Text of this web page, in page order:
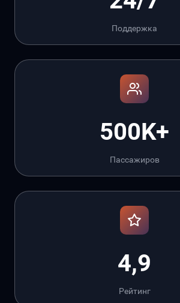
Поддержка
500K+
Пассажиров
4,9
Рейтинг